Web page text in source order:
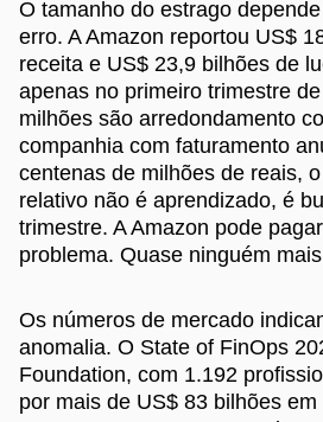
O tamanho do estrago
erro. A Amazon reportou US$
receita e US$ 23,9 bilhões de
apenas no primeiro trimestre
milhões são arredondamento
companhia com faturamento
centenas de milhões de reais,
relativo não é aprendizado, é
trimestre. A Amazon pode
problema. Quase ninguém
Os números de mercado
anomalia. O State of FinOps
Foundation, com 1.192
por mais de US$ 83 bilhões